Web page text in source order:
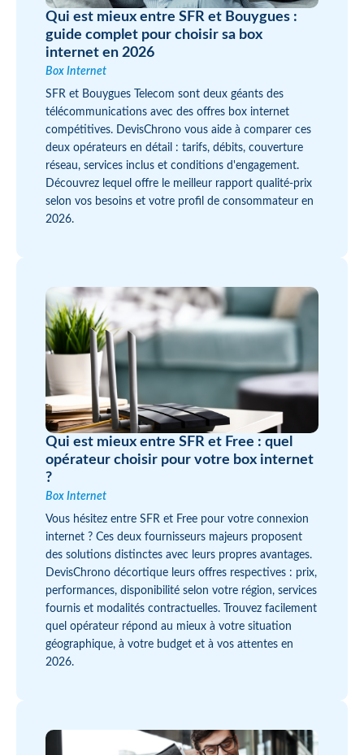
Qui est mieux entre SFR et Bouygues :
guide complet pour choisir sa box
internet en 2026
Box Internet
SFR et Bouygues Telecom sont deux géants des
télécommunications avec des offres box internet
compétitives. DevisChrono vous aide à comparer ces
deux opérateurs en détail : tarifs, débits, couverture
réseau, services inclus et conditions d'engagement.
Découvrez lequel offre le meilleur rapport qualité-prix
selon vos besoins et votre profil de consommateur en
2026.
Qui est mieux entre SFR et Free : quel
opérateur choisir pour votre box internet
?
Box Internet
Vous hésitez entre SFR et Free pour votre connexion
internet ? Ces deux fournisseurs majeurs proposent
des solutions distinctes avec leurs propres avantages.
DevisChrono décortique leurs offres respectives : prix,
performances, disponibilité selon votre région, services
fournis et modalités contractuelles. Trouvez facilement
quel opérateur répond au mieux à votre situation
géographique, à votre budget et à vos attentes en
2026.